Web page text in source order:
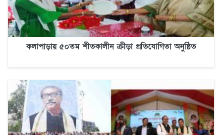
কলাপাড়ায় ৫০তম শীতকালীন ক্রীড়া প্রতিযোগিতা অনুষ্ঠিত